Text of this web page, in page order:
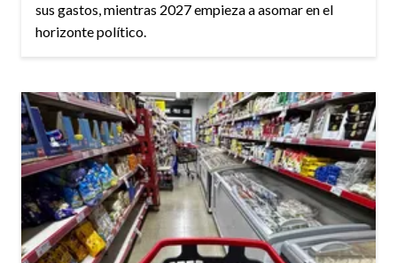
sus gastos, mientras 2027 empieza a asomar en el
horizonte político.